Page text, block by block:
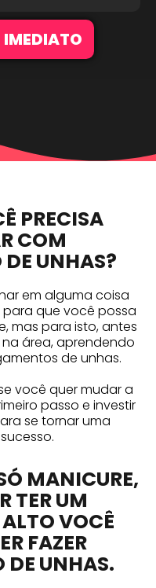
IMEDIATO
PRECISA
COM
UNHAS?
em alguma coisa
que você possa
mas para isto, antes
área, aprendendo
de unhas.
você quer mudar a
passo e investir
se tornar uma
MANICURE,
TER UM
VOCÊ
FAZER
UNHAS.